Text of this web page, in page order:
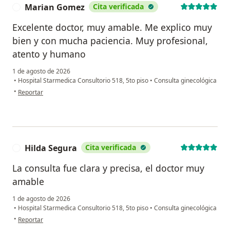
Marian Gomez Cita verificada
Excelente doctor, muy amable. Me explico muy
bien y con mucha paciencia. Muy profesional,
atento y humano
1 de agosto de 2026
• Hospital Starmedica Consultorio 518, 5to piso • Consulta ginecológica
• en opinión del usuario Marian Gomez
Reportar
Hilda Segura Cita verificada
La consulta fue clara y precisa, el doctor muy
amable
1 de agosto de 2026
• Hospital Starmedica Consultorio 518, 5to piso • Consulta ginecológica
• en opinión del usuario Hilda Segura
Reportar